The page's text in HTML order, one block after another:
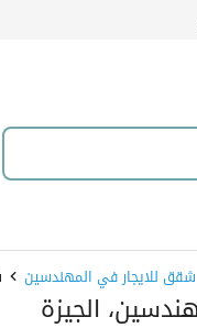
شقق للايجار في المهندسين